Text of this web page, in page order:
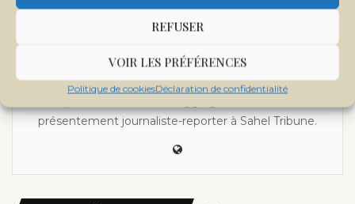
REFUSER
VOIR LES PRÉFÉRENCES
Politique de cookiesDéclaration de confidentialité
CHIENCORO
Chiencoro a plusieurs années d'expérience dans la
présentement journaliste-reporter à Sahel Tribune.